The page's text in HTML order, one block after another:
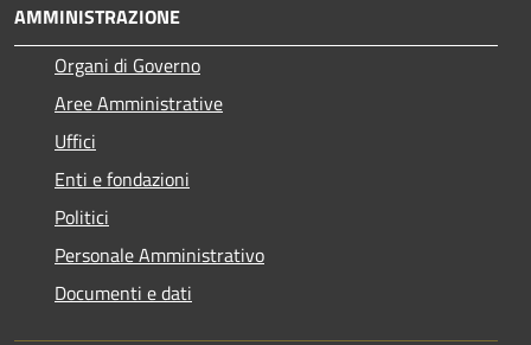
AMMINISTRAZIONE
Organi di Governo
Aree Amministrative
Uffici
Enti e fondazioni
Politici
Personale Amministrativo
Documenti e dati